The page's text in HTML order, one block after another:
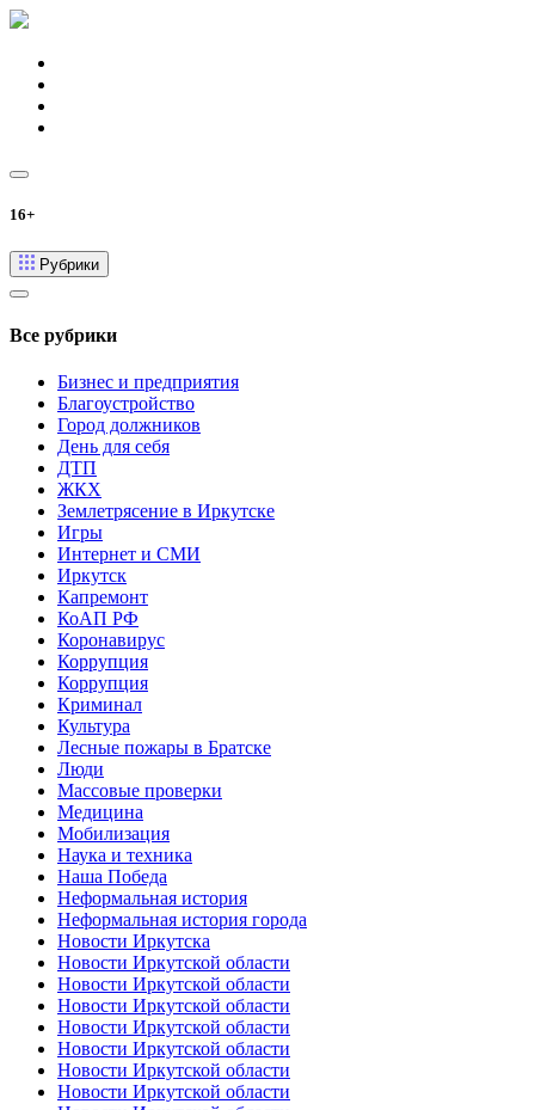
16+
Рубрики
Все рубрики
Бизнес и предприятия
Благоустройство
Город должников
День для себя
ДТП
ЖКХ
Землетрясение в Иркутске
Игры
Интернет и СМИ
Иркутск
Капремонт
КоАП РФ
Коронавирус
Коррупция
Коррупция
Криминал
Культура
Лесные пожары в Братске
Люди
Массовые проверки
Медицина
Мобилизация
Наука и техника
Наша Победа
Неформальная история
Неформальная история города
Новости Иркутска
Новости Иркутской области
Новости Иркутской области
Новости Иркутской области
Новости Иркутской области
Новости Иркутской области
Новости Иркутской области
Новости Иркутской области